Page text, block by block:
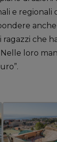
e regionali
ragazzi che
loro